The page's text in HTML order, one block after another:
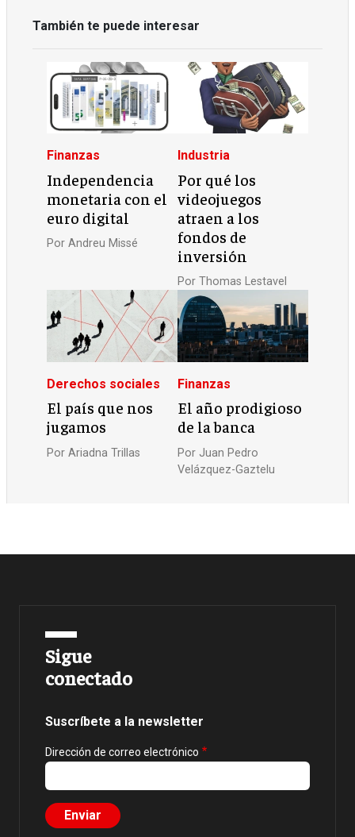
También te puede interesar
Finanzas
Independencia
monetaria con el
euro digital
PorAndreu Missé
Industria
Por qué los
videojuegos
atraen a los
fondos de
inversión
Por Thomas Lestavel
Derechos sociales
El país que nos
jugamos
PorAriadna Trillas
Finanzas
El año prodigioso
de la banca
Por Juan Pedro
Velázquez-Gaztelu
Sigue
conectado
Suscríbete a la newsletter
Dirección de correo electrónico